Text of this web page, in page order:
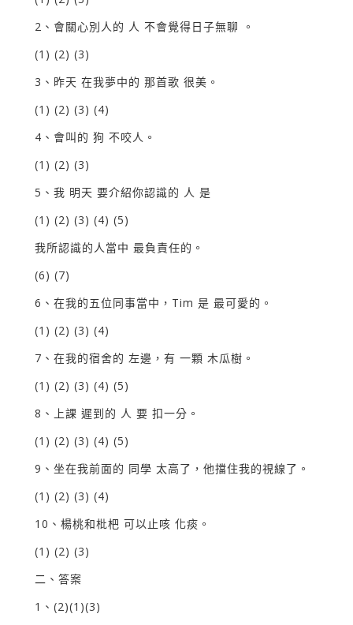
2、會關心別人的 人 不會覺得日子無聊 。
(1) (2) (3)
3、昨天 在我夢中的 那首歌 很美。
(1) (2) (3) (4)
4、會叫的 狗 不咬人。
(1) (2) (3)
5、我 明天 要介紹你認識的 人 是
(1) (2) (3) (4) (5)
我所認識的人當中 最負責任的。
(6) (7)
6、在我的五位同事當中，Tim 是 最可愛的。
(1) (2) (3) (4)
7、在我的宿舍的 左邊，有 一顆 木瓜樹。
(1) (2) (3) (4) (5)
8、上課 遲到的 人 要 扣一分。
(1) (2) (3) (4) (5)
9、坐在我前面的 同學 太高了，他擋住我的視線了。
(1) (2) (3) (4)
10、楊桃和枇杷 可以止咳 化痰。
(1) (2) (3)
二、答案
1、(2)(1)(3)